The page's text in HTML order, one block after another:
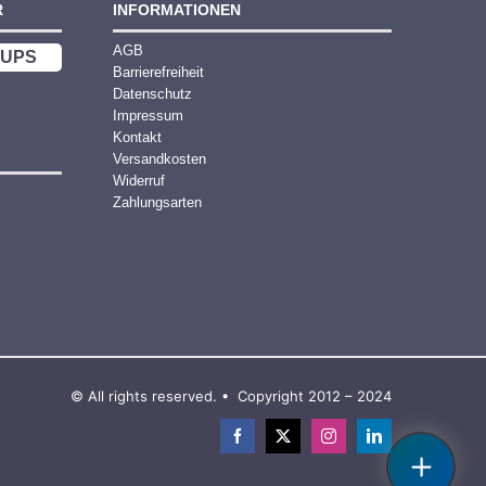
UPS
INFORMATIONEN
AGB
Barrierefreiheit
Datenschutz
Impressum
Kontakt
Versandkosten
Widerruf
Zahlungsarten
© All rights reserved. • Copyright 2012 – 2024